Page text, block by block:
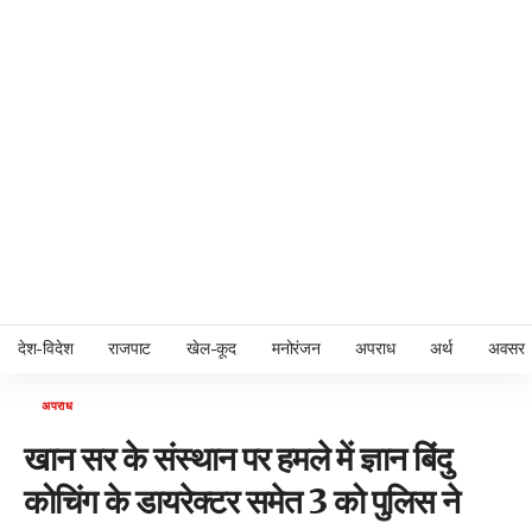
देश-विदेश राजपाट खेल-कूद मनोरंजन अपराध अर्थ अवसर
अपराध
खान सर के संस्थान पर हमले में ज्ञान बिंदु
कोचिंग के डायरेक्टर समेत 3 को पुलिस ने